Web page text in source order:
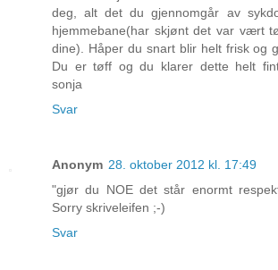
deg, alt det du gjennomgår av
hjemmebane(har skjønt det var vært
dine). Håper du snart blir helt frisk og
Du er tøff og du klarer dette helt
sonja
Svar
Anonym 28. oktober 2012 kl. 17:49
"gjør du NOE det står enormt
Sorry skriveleifen ;-)
Svar